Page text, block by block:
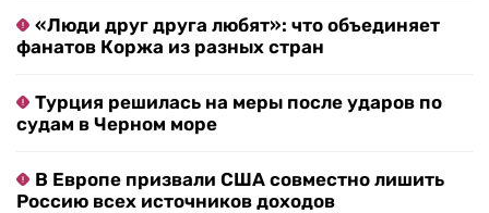
«Люди друг друга любят»: что объединяет
фанатов Коржа из разных стран
Турция решилась на меры после ударов по
судам в Черном море
В Европе призвали США совместно лишить
Россию всех источников доходов